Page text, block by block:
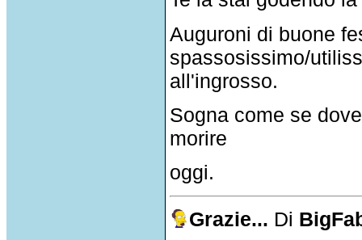
Auguroni di buone
spassosissimo/
all'ingrosso.
Sogna come se
morire
oggi.
Grazie... Di